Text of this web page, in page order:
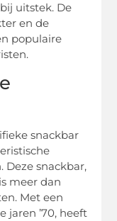
uitstek. De
en de
populaire
snackbar
snackbar,
meer dan
Met een
jaren ’70, heeft